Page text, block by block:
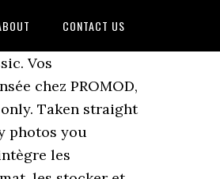
CONTACT US
bloquee alors que.mon solde est positf - Forum - Cartes bancaire . MOA Electron, Maestro ou MC On Line (appel au premier euro) 32,00 € MOA Cirrus : carte de retrait internationale 26,00 € MOA Retrait : carte de retrait réseaux CIC et Crédit Mutuel Gratuit Cirrus Parcours J 9,00 € Maestro Parcours J, Carte J 15,00 € Deuxième carte dans les Contrats Personnels (sauf Contrats Ajustables) Demi-tarif Ma carte MOA CIC bloquee alors que.mon solde est positf. Si les photographies ne sont pas conformes aux spécifications indiquées, vous devrez en fournir de nouvelles avant que vo